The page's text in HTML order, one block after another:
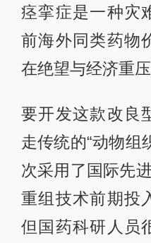
痉挛症是一种灾
前海外同类药物
在绝望与经济重压
要开发这款改良
走传统的“动物组
次采用了国际先
重组技术前期投
但国药科研人员